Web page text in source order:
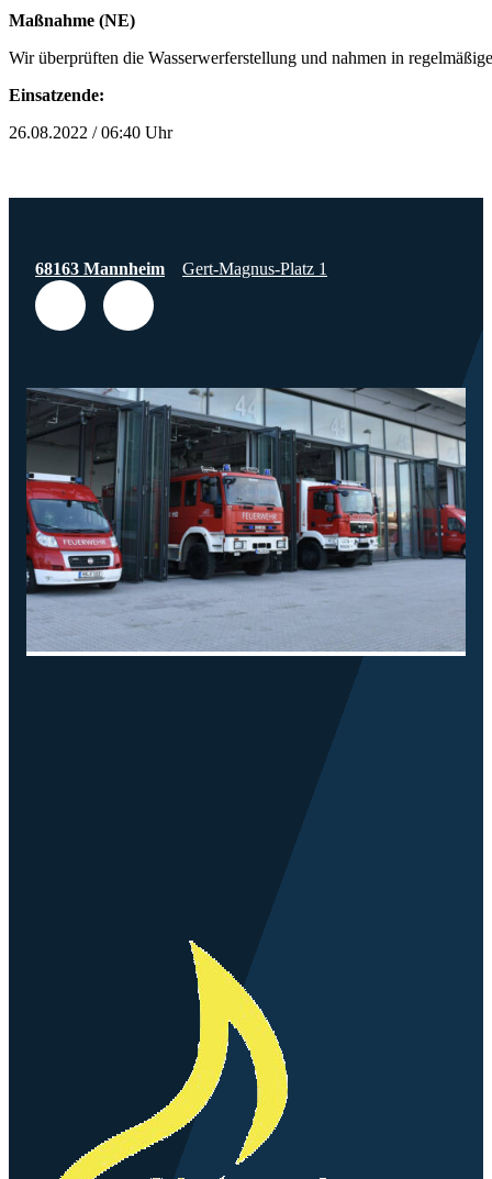
Maßnahme (NE)
Wir überprüften die Wasserwerferstellung und nahmen in
Einsatzende:
26.08.2022 / 06:40 Uhr
68163 Mannheim Gert-Magnus-Platz 1